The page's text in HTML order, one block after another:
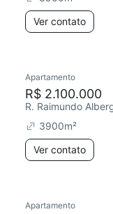
Ver contato
Apartamento
R$ 2.100.000
R. Raimundo
3900m²
Ver contato
Apartamento